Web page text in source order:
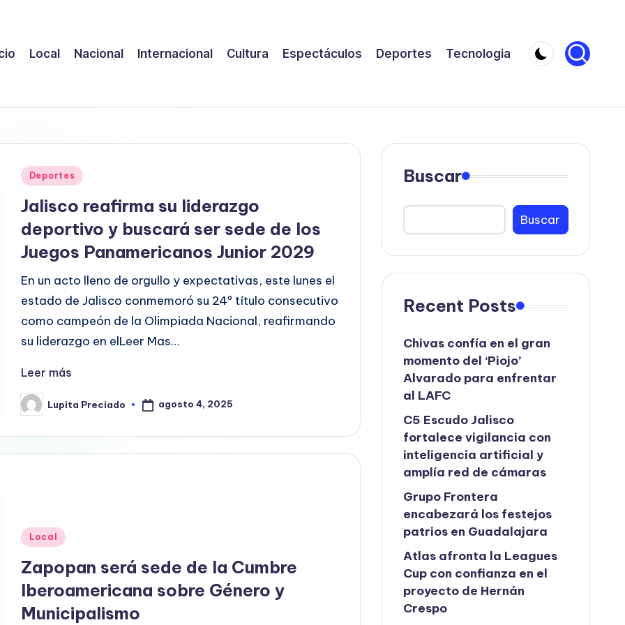
Local Nacional Internacional Cultura Espectáculos Deportes Tecnologia
Publicado
Deportes
Jalisco reafirma su liderazgo
deportivo y buscará ser sede de los
Juegos Panamericanos Junior 2029
En un acto lleno de orgullo y expectativas, este lunes el
estado de Jalisco conmemoró su 24º título consecutivo
como campeón de la Olimpiada Nacional, reafirmando
su liderazgo en elLeer Mas…
Leer más
Publicado
por
Lupita Preciado agosto 4, 2025
Publicado
Local
Zapopan será sede de la Cumbre
Iberoamericana sobre Género y
Municipalismo
Buscar
Buscar
Recent Posts
Chivas confía en el gran
momento del ‘Piojo’
Alvarado para enfrentar
al LAFC
C5 Escudo Jalisco
fortalece vigilancia con
inteligencia artificial y
amplía red de cámaras
Grupo Frontera
encabezará los festejos
patrios en Guadalajara
Atlas afronta la Leagues
Cup con confianza en el
proyecto de Hernán
Crespo